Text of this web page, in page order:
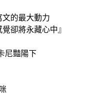
的最大動力
卻將永藏心中』
尼豔陽下